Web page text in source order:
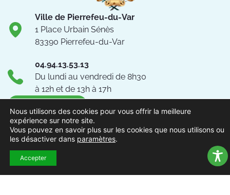
Ville de Pierrefeu-du-Var
1 Place Urbain Sénès
83390 Pierrefeu-du-Var
04.94.13.53.13
Du lundi au vendredi de 8h30
à 12h et de 13h à 17h
Suivez-nous !
Nous utilisons des cookies pour vous offrir la meilleure
expérience sur notre site.
Vous pouvez en savoir plus sur les cookies que nous utilisons ou
les désactiver dans paramètres.
Accepter